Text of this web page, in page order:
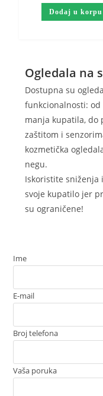
Dodaj u korpu
Ogledala na
Dostupna su
funkcionalnosti:
manja kupatila, do
zaštitom i
kozmetička
negu.
Iskoristite sniženja
svoje kupatilo jer
su ograničene!
Ime
E-mail
Broj telefona
Vaša poruka